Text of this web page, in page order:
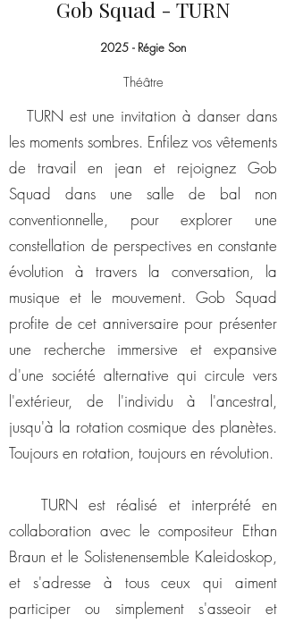
Gob Squad - TURN
Théâtre
2025 - Régie Son
TURN est une invitation à danser dans
les moments sombres. Enfilez vos vêtements
de travail en jean et rejoignez Gob
Squad dans une salle de bal non
conventionnelle, pour explorer une
constellation de perspectives en constante
évolution à travers la conversation, la
musique et le mouvement. Gob Squad
profite de cet anniversaire pour présenter
une recherche immersive et expansive
d'une société alternative qui circule vers
l'extérieur, de l'individu à l'ancestral,
jusqu'à la rotation cosmique des planètes.
Toujours en rotation, toujours en révolution.
TURN est réalisé et interprété en
collaboration avec le compositeur Ethan
Braun et le Solistenensemble Kaleidoskop,
et s'adresse à tous ceux qui aiment
participer ou simplement s'asseoir et